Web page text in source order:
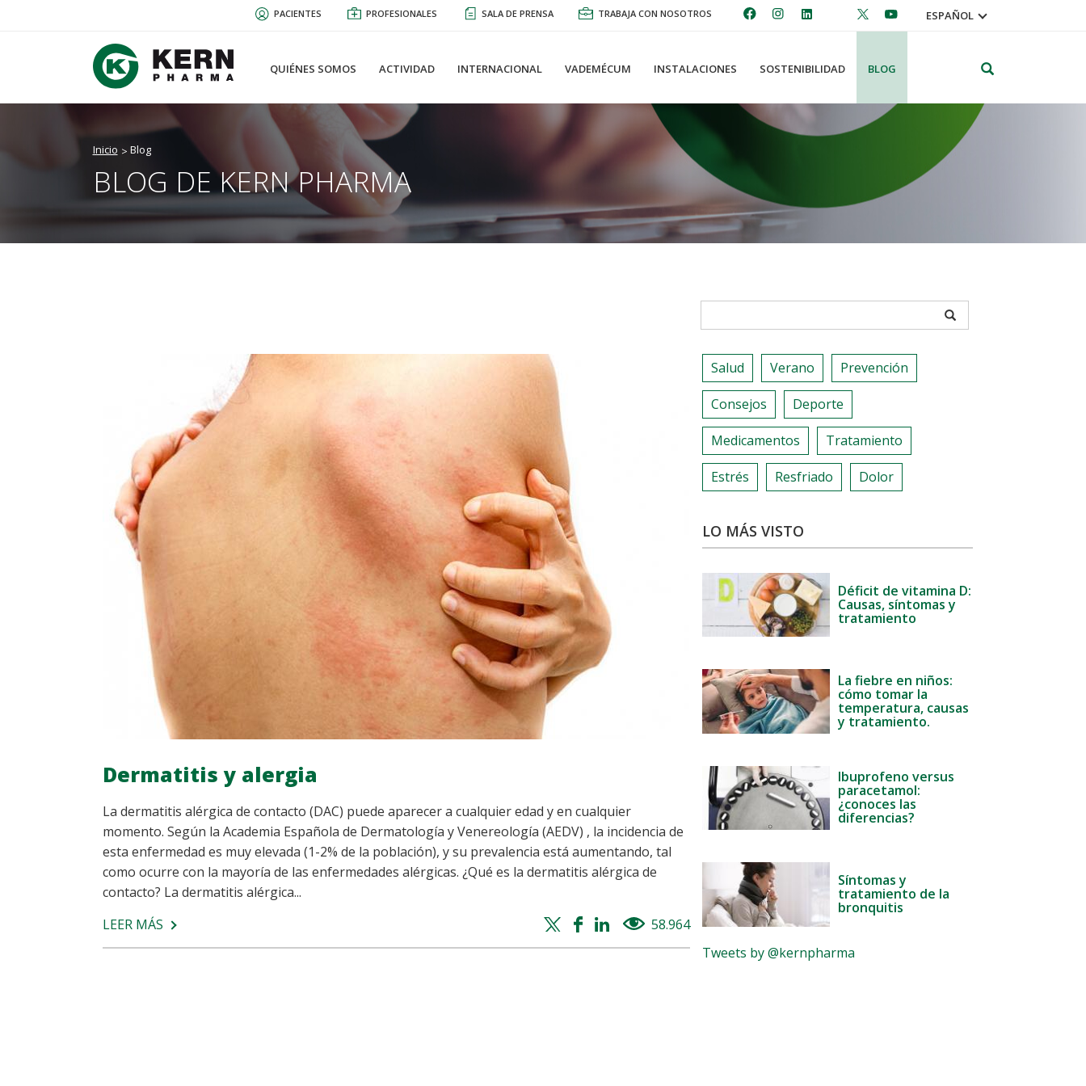
PACIENTES PROFESIONALES SALA DE PRENSA TRABAJA CON NOSOTROS ESPAÑOL
QUIÉNES SOMOS ACTIVIDAD INTERNACIONAL VADEMÉCUM INSTALACIONES SOSTENIBILIDAD BLOG
Inicio Blog
BLOG DE KERN PHARMA
APPLY
Dermatitis y alergia
La dermatitis alérgica de contacto (DAC) puede aparecer a cualquier edad y en cualquier
momento. Según la Academia Española de Dermatología y Venereología (AEDV) , la incidencia de
esta enfermedad es muy elevada (1-2% de la población), y su prevalencia está aumentando, tal
como ocurre con la mayoría de las enfermedades alérgicas. ¿Qué es la dermatitis alérgica de
contacto? La dermatitis alérgica...
LEER MÁS SOBRE
DERMATITIS
Twitter
share
Facebook
share
Whatsapp
share
Linkedin
share
58.964views
Salud Verano Prevención
Consejos Deporte
Medicamentos Tratamiento
Estrés Resfriado Dolor
LO MÁS VISTO
Déficit de vitamina D:
Causas, síntomas y
tratamiento
La fiebre en niños:
cómo tomar la
temperatura, causas
y tratamiento.
Ibuprofeno versus
paracetamol:
¿conoces las
diferencias?
Síntomas y
tratamiento de la
bronquitis
Tweets by @kernpharma